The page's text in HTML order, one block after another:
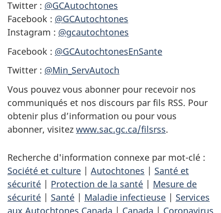
Twitter : @GCAutochtones
Facebook : @GCAutochtones
Instagram : @gcautochtones
Facebook : @GCAutochtonesEnSante
Twitter : @Min_ServAutoch
Vous pouvez vous abonner pour recevoir nos
communiqués et nos discours par fils RSS. Pour
obtenir plus d’information ou pour vous
abonner, visitez www.sac.gc.ca/filsrss.
Recherche d'information connexe par mot-clé :
Société et culture | Autochtones | Santé et
sécurité | Protection de la santé | Mesure de
sécurité | Santé | Maladie infectieuse | Services
aux Autochtones Canada | Canada | Coronavirus